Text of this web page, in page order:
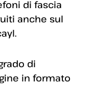
di fascia
anche sul
di
in formato